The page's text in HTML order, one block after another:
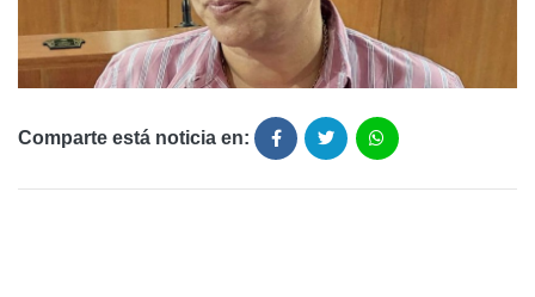
Comparte está noticia en: